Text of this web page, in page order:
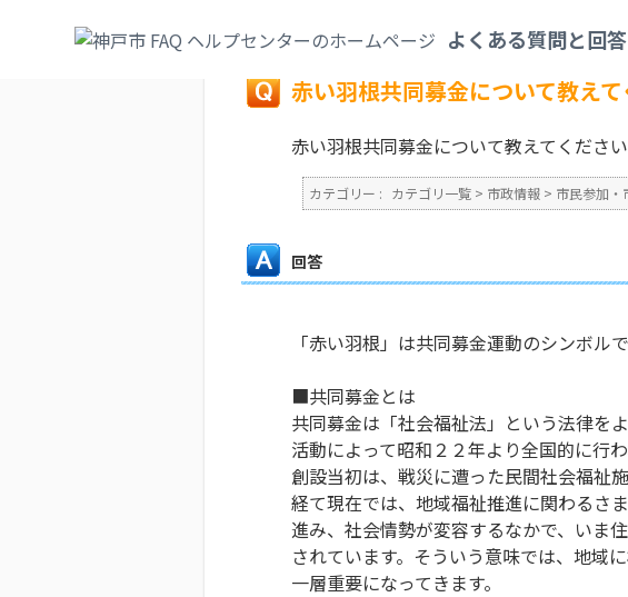
よくある質問と回答
戻る
赤い羽根共同募金について教えて
赤い羽根共同募金について教えてください
カテゴリー : カテゴリ一覧 > 市政情報 > 市民参加・
回答
「赤い羽根」は共同募金運動のシンボル
■共同募金とは
共同募金は「社会福祉法」という法律を
活動によって昭和２２年より全国的に行わ
創設当初は、戦災に遭った民間社会福祉
経て現在では、地域福祉推進に関わるさ
進み、社会情勢が変容するなかで、いま
されています。そういう意味では、地域
一層重要になってきます。